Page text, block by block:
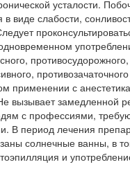
усталости.
в виде слабости,
противосудорожного,
применении с
вызывает замедленной
с профессиями,
В период лечения
солнечные ванны, в
и